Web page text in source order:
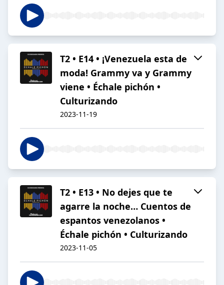
T2 • E14 • ¡Venezuela esta de
moda! Grammy va y Grammy
viene • Échale pichón •
Culturizando
2023-11-19
T2 • E13 • No dejes que te
agarre la noche… Cuentos de
espantos venezolanos •
Échale pichón • Culturizando
2023-11-05